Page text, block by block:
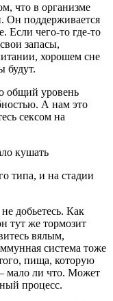
что в организме
Он поддерживается
Если чего-то где-то
запасы,
хорошем сне
будут.
общий уровень
А нам это
сексом на
кушать
типа, и на стадии
добьетесь. Как
тут же тормозит
вялым,
система тоже
пища, которую
мало ли что. Может
процесс.